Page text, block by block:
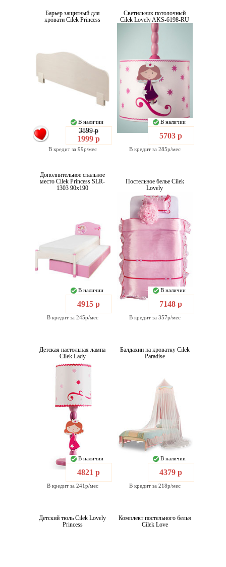
Барьер защитный для
кровати Cilek Princess
В наличии
3899 р
1999 р
В кредит за 99р/мес
Светильник потолочный
Cilek Lovely AKS-6198-RU
В наличии
5703 р
В кредит за 285р/мес
Дополнительное спальное
место Cilek Princess SLR-
1303 90x190
В наличии
4915 р
В кредит за 245р/мес
Постельное белье Cilek
Lovely
В наличии
7148 р
В кредит за 357р/мес
Детская настольная лампа
Cilek Lady
В наличии
4821 р
В кредит за 241р/мес
Балдахин на кроватку Cilek
Paradise
В наличии
4379 р
В кредит за 218р/мес
Детский тюль Cilek Lovely
Princess
Комплект постельного белья
Cilek Love